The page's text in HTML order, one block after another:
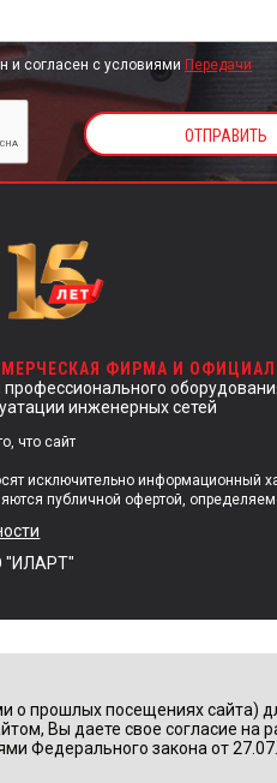
и согласен с условиями Передачи
ФИРМА И
инженерных сетей
что сайт
исключительно информационный
публичной офертой,
"ИЛАРТ"
о прошлых посещениях сайта)
Вы даете свое согласие на
Федерального закона от